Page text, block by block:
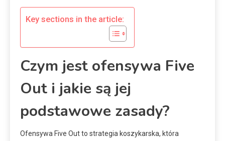
Key sections in the article:
Czym jest ofensywa Five
Out i jakie są jej
podstawowe zasady?
Ofensywa Five Out to strategia koszykarska, która